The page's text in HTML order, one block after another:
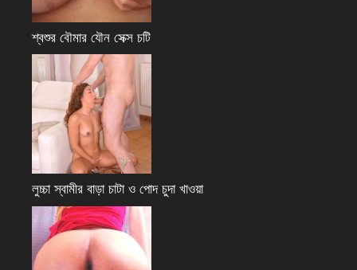
শ্বশুর বৌমার যৌন সেক্স চটি
লুচ্চা স্বামীর বাড়া চাটা ও পোদ চুদা খাওয়া